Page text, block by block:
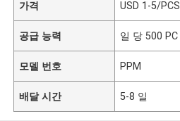
가격 USD 1-5/PCS
공급 능력 일 당 500 PC
모델 번호 PPM
배달 시간 5-8 일